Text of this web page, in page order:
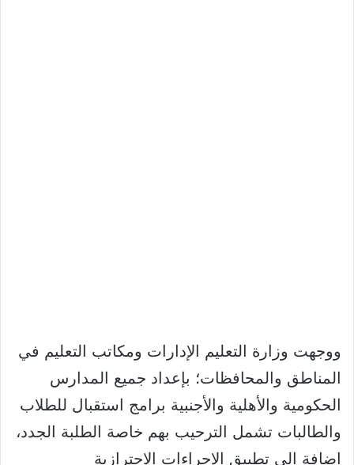
ووجهت وزارة التعليم الإدارات ومكاتب التعليم في
المناطق والمحافظات؛ بإعداد جميع المدارس
الحكومية والأهلية والأجنبية برامج استقبال للطلاب
والطالبات تشمل الترحيب بهم خاصة الطلبة الجدد،
إضافة إلى تطبيق الإجراءات الاحترازية